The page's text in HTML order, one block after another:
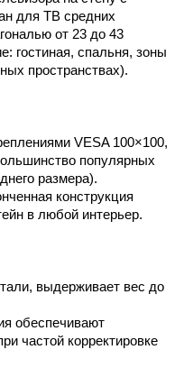
для ТВ средних
от 23 до 43
гостиная, спальня, зоны
пространствах).
VESA 100×100,
популярных
размера).
конструкция
в любой интерьер.
выдерживает вес до
обеспечивают
частой корректировке